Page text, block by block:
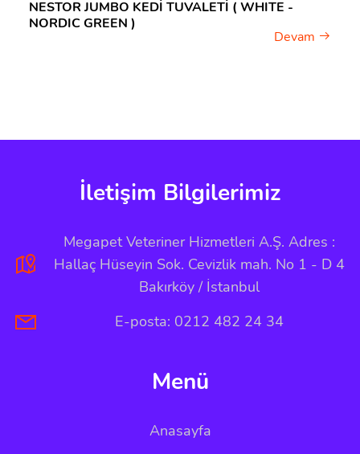
NESTOR JUMBO KEDİ TUVALETİ ( WHITE -
NORDIC GREEN )
Devam
İletişim Bilgilerimiz
Megapet Veteriner Hizmetleri A.Ş. Adres :
Hallaç Hüseyin Sok. Cevizlik mah. No 1 - D 4
Bakırköy / İstanbul
E-posta: 0212 482 24 34
Menü
Anasayfa